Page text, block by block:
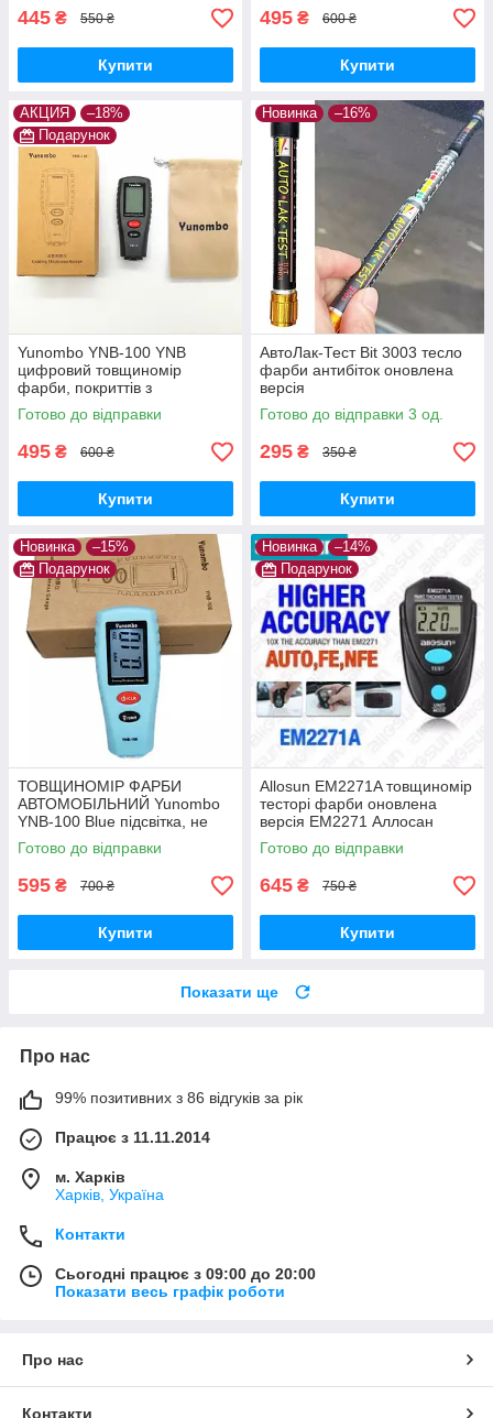
445 ₴ 550 ₴
Купити
495 ₴ 600 ₴
Купити
АКЦИЯ
–18%
Подарунок
Yunombo YNB-100 YNB
цифровий товщиномір
фарби, покриттів з
підсвічуванням, не вимагає
калібрування
Готово до відправки
495 ₴ 600 ₴
Купити
Новинка –16%
АвтоЛак-Тест Bit 3003 тесло
фарби антибіток оновлена
версія
Готово до відправки 3 од.
295 ₴ 350 ₴
Купити
Новинка
–15%
Подарунок
ТОВЩИНОМІР ФАРБИ
АВТОМОБІЛЬНИЙ Yunombo
YNB-100 Blue підсвітка, не
потребує калібрування
Готово до відправки
595 ₴ 700 ₴
Купити
Новинка
–14%
Подарунок
Allosun EM2271A товщиномір
тесторі фарби оновлена
версія ЕМ2271 Аллосан
Готово до відправки
645 ₴ 750 ₴
Купити
Показати ще
Про нас
99% позитивних з 86 відгуків за рік
Працює з 11.11.2014
м. Харків
Харків, Україна
Контакти
Сьогодні працює з 09:00 до 20:00
Показати весь графік роботи
Про нас
Контакти